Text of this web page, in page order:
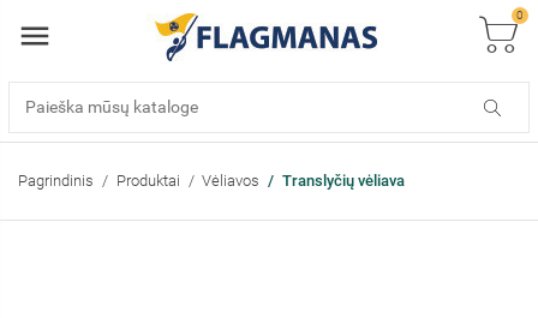
0
Pagrindinis Produktai Vėliavos Translyčių vėliava